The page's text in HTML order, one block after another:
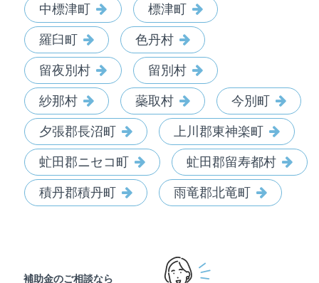
中標津町 標津町
羅臼町 色丹村
留夜別村 留別村
紗那村 蘂取村 今別町
夕張郡長沼町 上川郡東神楽町
虻田郡ニセコ町 虻田郡留寿都村
積丹郡積丹町 雨竜郡北竜町
補助金のご相談なら